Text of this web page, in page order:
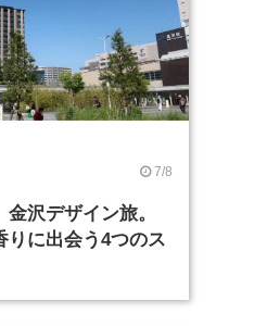
7/8
沢デザイン旅。
りに出会う4つのス